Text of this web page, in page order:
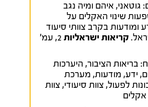
גוטאני, איהם ומיה נגב
השפעות שינוי האקלים על
ומודעות בקרב צוותי סיעוד
קריאות ישראליות
2, עמ'
בריאות הציבור, היערכות
, ידע, מודעות, מערכת
לפעול, צוות סיעודי, צוות
אקלים